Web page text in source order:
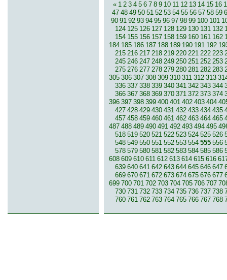
« 1 2 3 4 5 6 7 8 9 10 11 12 13 14 15 16
47 48 49 50 51 52 53 54 55 56 57 58 59
90 91 92 93 94 95 96 97 98 99 100 101
124 125 126 127 128 129 130 131 132
154 155 156 157 158 159 160 161 162
184 185 186 187 188 189 190 191 192
215 216 217 218 219 220 221 222 223
245 246 247 248 249 250 251 252 253
275 276 277 278 279 280 281 282 283
305 306 307 308 309 310 311 312 313
336 337 338 339 340 341 342 343 344
366 367 368 369 370 371 372 373 374
396 397 398 399 400 401 402 403 404
427 428 429 430 431 432 433 434 435
457 458 459 460 461 462 463 464 465
487 488 489 490 491 492 493 494 495
518 519 520 521 522 523 524 525 526
548 549 550 551 552 553 554 555 556
578 579 580 581 582 583 584 585 586
608 609 610 611 612 613 614 615 616
639 640 641 642 643 644 645 646 647
669 670 671 672 673 674 675 676 677
699 700 701 702 703 704 705 706 707
730 731 732 733 734 735 736 737 738
760 761 762 763 764 765 766 767 768